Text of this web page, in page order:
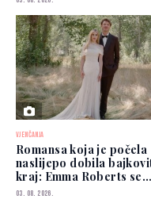
VJENČANJA
Romansa koja je počela
naslijepo dobila
kraj: Emma Roberts se
udala
03. 08. 2026.